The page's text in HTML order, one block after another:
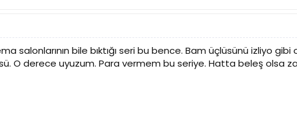
salonlarının bile bıktığı seri bu bence. Bam üçlüsünü izliyo
O derece uyuzum. Para vermem bu seriye. Hatta beleş olsa